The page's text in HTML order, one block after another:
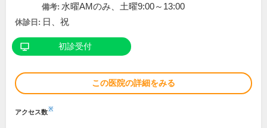
備考: 水曜AMのみ、土曜9:00～13:00
休診日: 日、祝
初診受付
この医院の詳細をみる
アクセス数※